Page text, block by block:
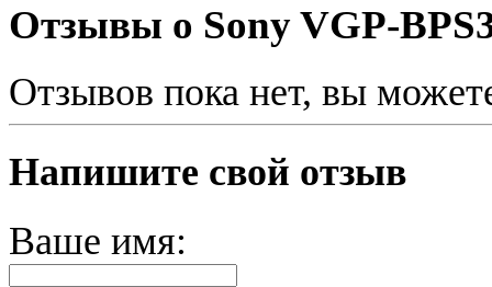
Отзывы о Sony VGP-
Отзывов пока нет, вы
Напишите свой отзыв
Ваше имя: